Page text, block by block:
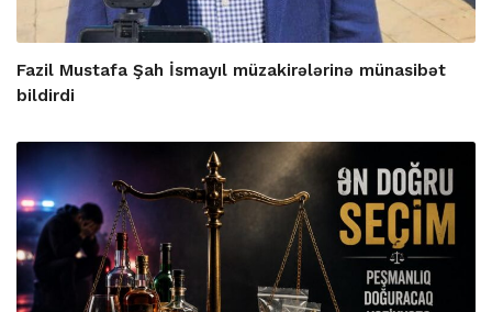
Fazil Mustafa Şah İsmayıl müzakirələrinə münasibət
bildirdi